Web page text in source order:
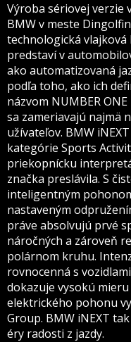
Výroba sériovej verzie
BMW v meste
technologická
predstaví v
ako automatizovaná
podľa toho, ako ich
názvom NUMBER
sa zameriavajú najmä
užívateľov. BMW
kategórie Sports
priekopnícku
značka preslávila. S
inteligentným
nastaveným
práve absolvujú prvé
náročných a zároveň
polárnom kruhu.
rovnocenná s
dokazuje vysokú
elektrického pohonu
Group. BMW iNEXT
éry radosti z jazdy.